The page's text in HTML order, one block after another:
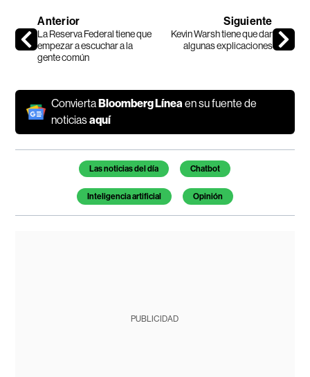
Anterior
La Reserva Federal tiene que
empezar a escuchar a la
gente común
Siguiente
Kevin Warsh tiene que dar
algunas explicaciones
ConviertaBloomberg Líneaen su fuente de
noticiasaquí
Temas de este artículo
Las noticias del día Chatbot
Inteligencia artificial Opinión
PUBLICIDAD